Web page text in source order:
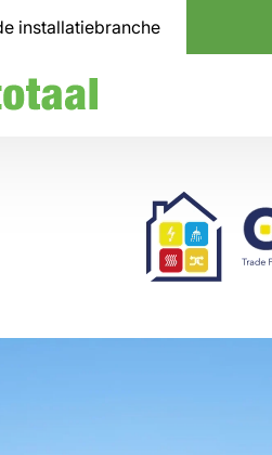
installatiebranche